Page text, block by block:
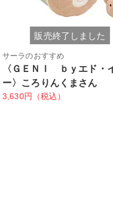
販売終了しました
サーラのおすすめ
〈ＧＥＮＩ ｂｙエド・
ー〉ころりんくまさん
3,630円（税込）